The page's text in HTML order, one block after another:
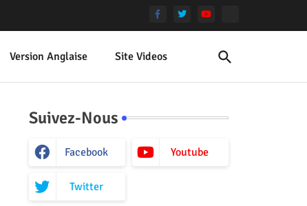
Version Anglaise Site Videos
Suivez-Nous
Facebook Youtube
Twitter